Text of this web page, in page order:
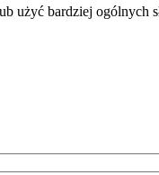
użyć bardziej ogólnych